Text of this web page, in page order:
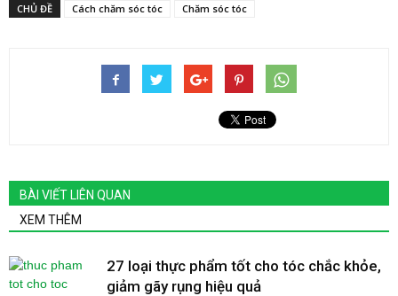
CHỦ ĐỀ
Cách chăm sóc tóc Chăm sóc tóc
BÀI VIẾT LIÊN QUAN
XEM THÊM
27 loại thực phẩm tốt cho tóc chắc khỏe,
giảm gãy rụng hiệu quả